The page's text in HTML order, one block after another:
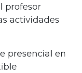
profesor
actividades
presencial en